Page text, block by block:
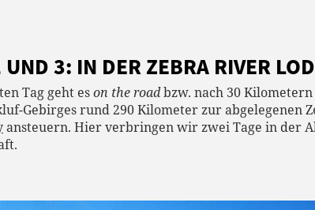
UND 3: IN DER ZEBRA RIVER
Tag geht eson the roadbzw. nach 30 Kilometern
Gebirges rund 290 Kilometer zur abgelegenen
ansteuern. Hier verbringen wir zwei Tage in der